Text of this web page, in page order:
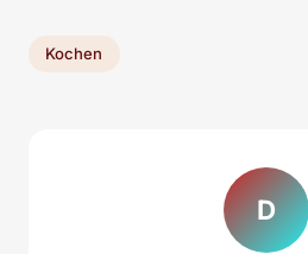
Kochen
D